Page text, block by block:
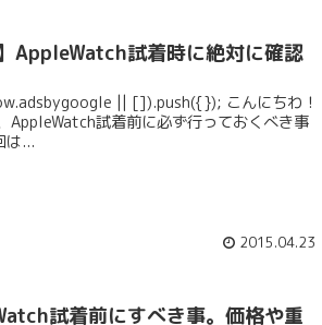
AppleWatch試着時に絶対に確認
|| []).push({}); こんにちわ！
AppleWatch試着前に必ず行っておくべき事
は...
2015.04.23
試着前にすべき事。価格や重